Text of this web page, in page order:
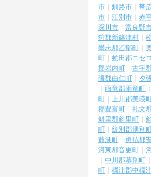
市
釧路市 帯
市
江別市 赤
深川市
富良野
狩郡新篠津村
爾志郡乙部町
町
虻田郡ニセ
郡岩内町
古宇
張郡由仁町
夕
雨竜郡雨竜町
町
上川郡美瑛
郡豊富町
礼文
斜里郡斜里町
町
紋別郡湧別
爺湖町
勇払郡
河東郡音更町
中川郡幕別町
町
標津郡中標